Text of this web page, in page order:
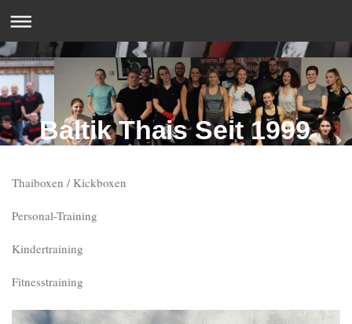
Baltik Thais Seit 1999
Thaiboxen / Kickboxen
Personal-Training
Kindertraining
Fitnesstraining